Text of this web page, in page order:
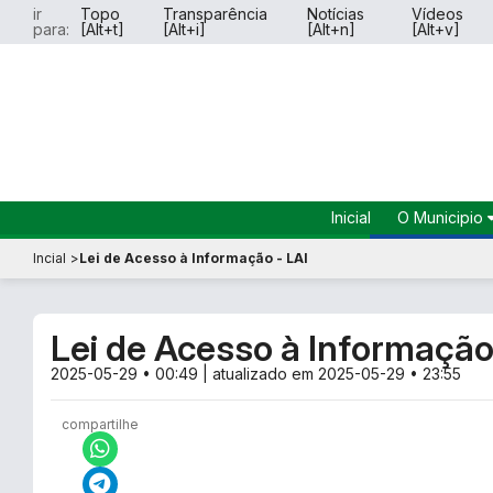
ir
para:
Topo
[Alt+t]
Transparência
[Alt+i]
Notícias
[Alt+n]
Vídeos
[Alt+v]
Inicial
O Municipio
Município
Símbolos e
Hinos
Perguntas
Incial Lei de Acesso à Informação - LAI
Lei de Acesso à
2025-05-29 • 00:49 | atualizado em 2025-05-29 • 23:55
compartilhe